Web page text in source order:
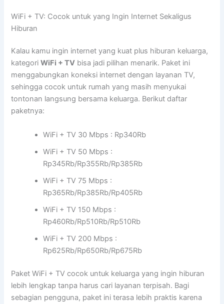
WiFi + TV: Cocok untuk yang Ingin Internet Sekaligus
Hiburan
Kalau kamu ingin internet yang kuat plus hiburan keluarga,
kategoriWiFi + TV bisa jadi pilihan menarik. Paket ini
menggabungkan koneksi internet dengan layanan TV,
sehingga cocok untuk rumah yang masih menyukai
tontonan langsung bersama keluarga. Berikut daftar
paketnya:
WiFi + TV 30 Mbps : Rp340Rb
WiFi + TV 50 Mbps :
Rp345Rb/Rp355Rb/Rp385Rb
WiFi + TV 75 Mbps :
Rp365Rb/Rp385Rb/Rp405Rb
WiFi + TV 150 Mbps :
Rp460Rb/Rp510Rb/Rp510Rb
WiFi + TV 200 Mbps :
Rp625Rb/Rp650Rb/Rp675Rb
Paket WiFi + TV cocok untuk keluarga yang ingin hiburan
lebih lengkap tanpa harus cari layanan terpisah. Bagi
sebagian pengguna, paket ini terasa lebih praktis karena